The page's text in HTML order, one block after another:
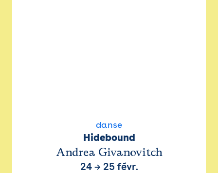
danse
Hidebound
Andrea Givanovitch
24→ 25 févr.